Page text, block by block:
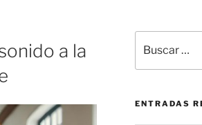
a la
por:
ENTRADAS